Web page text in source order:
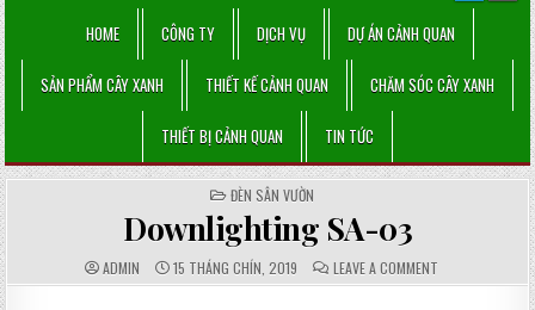
HOME
CÔNG TY DỊCH VỤ DỰ ÁN CẢNH QUAN
SẢN PHẨM CÂY XANH THIẾT KẾ CẢNH QUAN CHĂM SÓC CÂY XANH
THIẾT BỊ CẢNH QUAN TIN TỨC
POSTED
IN
ĐÈN SÂN VƯỜN
Downlighting SA-03
AUTHOR:
ADMIN PUBLISHED
DATE:
15 THÁNG CHÍN, 2019 COMMENTS:
LEAVE A COMMENT
DOWNLIGHTING